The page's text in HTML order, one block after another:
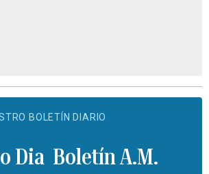
BOLETÍN DIARIO
Boletín A.M.